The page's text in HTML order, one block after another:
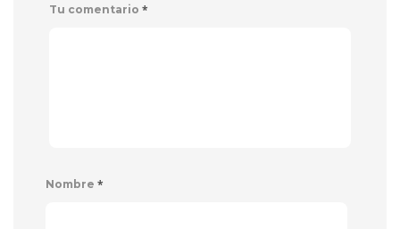
Tu comentario *
Nombre *